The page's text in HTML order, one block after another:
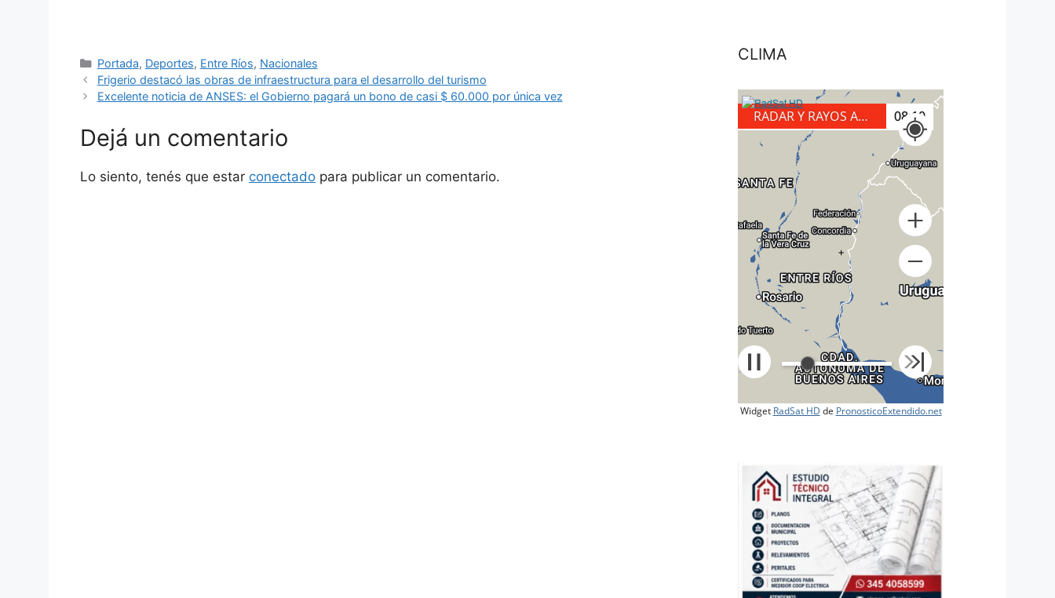
Categorías
Portada, Deportes, Entre Ríos, Nacionales
Frigerio destacó las obras de infraestructura para el desarrollo del turismo
Excelente noticia de ANSES: el Gobierno pagará un bono de casi $ 60.000 por única vez
Dejá un comentario
Lo siento, tenés que estar conectado para publicar un comentario.
CLIMA
RADAR Y RAYOS A TIERRA 08:30
+
Widget RadSat HD de PronosticoExtendido.net